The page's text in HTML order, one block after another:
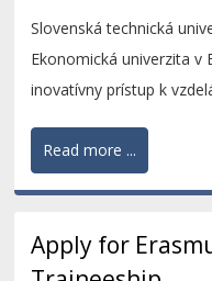
Slovenská technická
Ekonomická univerzita v
inovatívny prístup k
Read more ...
Apply for